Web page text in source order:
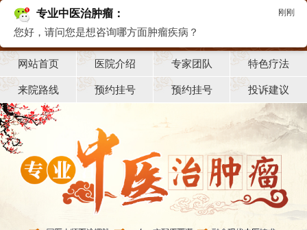
网站首页 医院介绍 专家团队 特色疗法
来院路线 预约挂号 预约挂号 投诉建议
专业中医治肿瘤： 刚刚
您好，请问您是想咨询哪方面肿瘤疾病？